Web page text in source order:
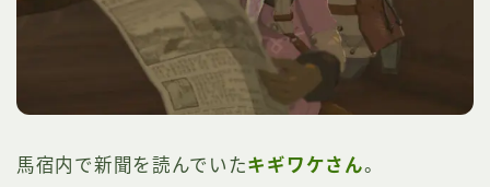
馬宿内で新聞を読んでいたキギワケさん。